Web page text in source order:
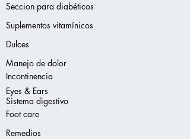
Seccion para diabéticos
Suplementos vitamínicos
Dulces
Manejo de dolor
Incontinencia
Eyes & Ears
Sistema digestivo
Foot care
Remedios